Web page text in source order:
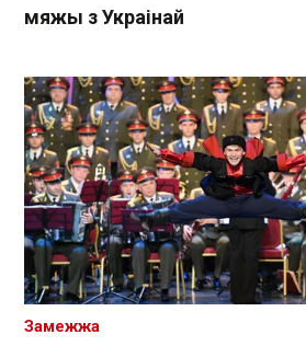
мяжы з Украінай
Замежжа